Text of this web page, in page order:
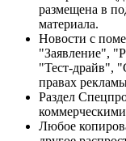
размещена в
материала.
Новости с
"Заявление",
"Тест-драйв",
правах
Раздел
Любое